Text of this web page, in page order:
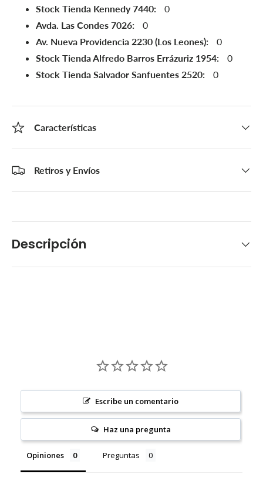
Stock Tienda Kennedy 7440:
0
Avda. Las Condes 7026:
0
Av. Nueva Providencia 2230 (Los Leones):
0
Stock Tienda Alfredo Barros Errázuriz 1954:
0
Stock Tienda Salvador Sanfuentes 2520:
0
Características
Retiros y Envíos
Descripción
Escribe un comentario
Haz una pregunta
Opiniones Preguntas